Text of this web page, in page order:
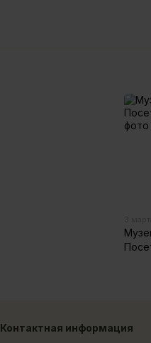
Контактная информация